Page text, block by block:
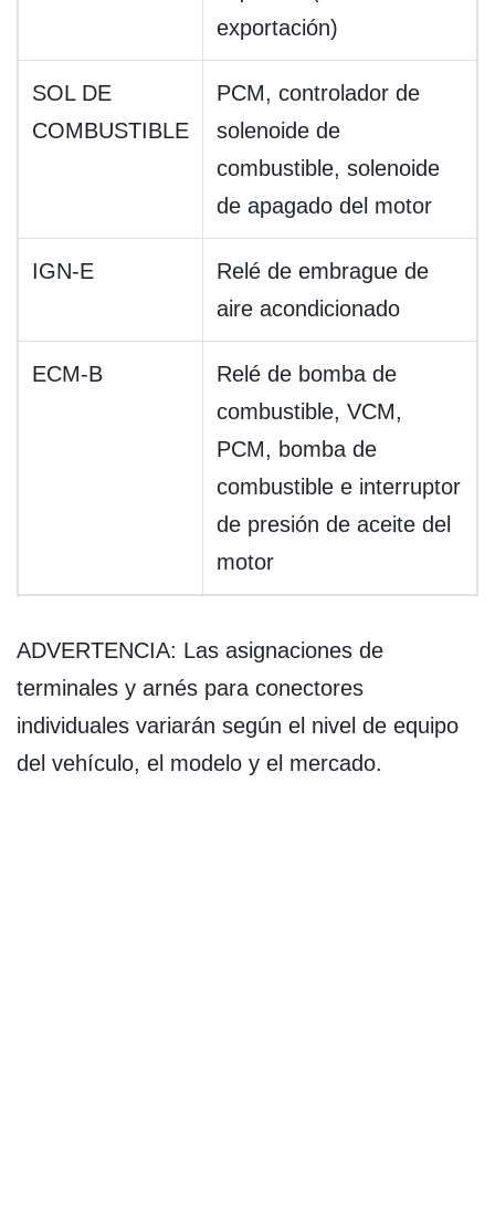
exportación)
SOL DE
COMBUSTIBLE
PCM, controlador de
solenoide de
combustible, solenoide
de apagado del motor
IGN-E
Relé de embrague de
aire acondicionado
ECM-B
Relé de bomba de
combustible, VCM,
PCM, bomba de
combustible e interruptor
de presión de aceite del
motor
ADVERTENCIA: Las asignaciones de
terminales y arnés para conectores
individuales variarán según el nivel de equipo
del vehículo, el modelo y el mercado.